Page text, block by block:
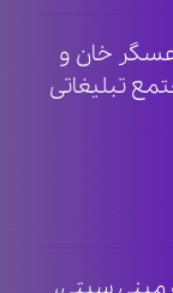
راه عسگر خان و
تبلیغاتی